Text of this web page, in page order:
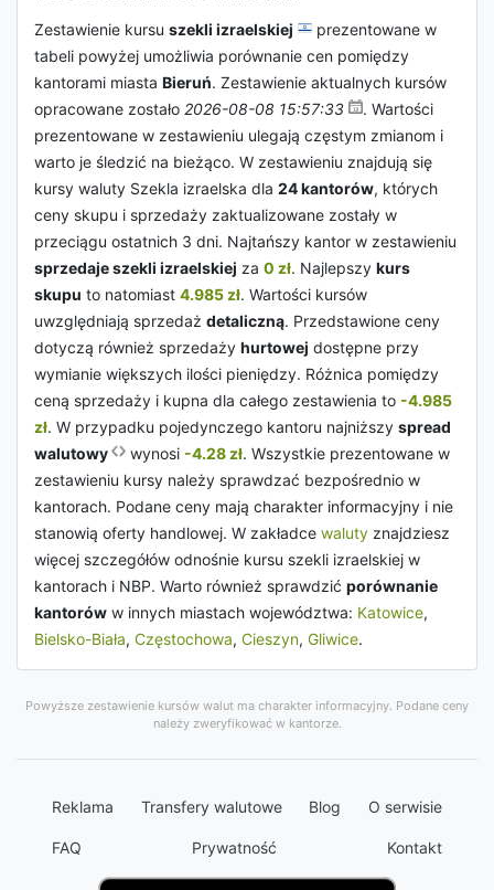
Zestawienie kursu szekli izraelskiej
prezentowane w
tabeli powyżej umożliwia porównanie cen pomiędzy
kantorami miasta Bieruń. Zestawienie aktualnych kursów
opracowane zostało 2026-08-08 15:57:33
. Wartości
prezentowane w zestawieniu ulegają częstym zmianom i
warto je śledzić na bieżąco. W zestawieniu znajdują się
kursy waluty Szekla izraelska dla 24 kantorów, których
ceny skupu i sprzedaży zaktualizowane zostały w
przeciągu ostatnich 3 dni. Najtańszy kantor w zestawieniu
sprzedaje szekli izraelskiej za 0 zł. Najlepszy kurs
skupu to natomiast 4.985 zł. Wartości kursów
uwzględniają sprzedaż detaliczną. Przedstawione ceny
dotyczą również sprzedaży hurtowej dostępne przy
wymianie większych ilości pieniędzy. Różnica pomiędzy
ceną sprzedaży i kupna dla całego zestawienia to -4.985
zł. W przypadku pojedynczego kantoru najniższy spread
walutowy
wynosi -4.28 zł. Wszystkie prezentowane w
zestawieniu kursy należy sprawdzać bezpośrednio w
kantorach. Podane ceny mają charakter informacyjny i nie
stanowią oferty handlowej. W zakładce waluty znajdziesz
więcej szczegółów odnośnie kursu szekli izraelskiej w
kantorach i NBP. Warto również sprawdzić porównanie
kantorów w innych miastach województwa: Katowice,
Bielsko-Biała, Częstochowa, Cieszyn, Gliwice.
Powyższe zestawienie kursów walut ma charakter informacyjny. Podane ceny
należy zweryfikować w kantorze.
Reklama Transfery walutowe Blog O serwisie
FAQ Prywatność Kontakt